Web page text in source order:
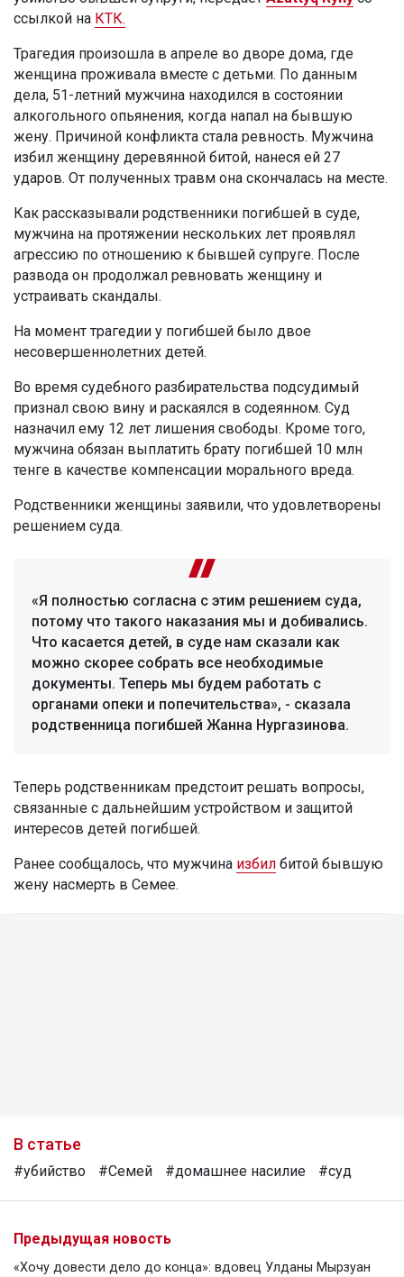
ссылкой на КТК.
Трагедия произошла в апреле во дворе дома, где
женщина проживала вместе с детьми. По данным
дела, 51-летний мужчина находился в состоянии
алкогольного опьянения, когда напал на бывшую
жену. Причиной конфликта стала ревность. Мужчина
избил женщину деревянной битой, нанеся ей 27
ударов. От полученных травм она скончалась на месте.
Как рассказывали родственники погибшей в суде,
мужчина на протяжении нескольких лет проявлял
агрессию по отношению к бывшей супруге. После
развода он продолжал ревновать женщину и
устраивать скандалы.
На момент трагедии у погибшей было двое
несовершеннолетних детей.
Во время судебного разбирательства подсудимый
признал свою вину и раскаялся в содеянном. Суд
назначил ему 12 лет лишения свободы. Кроме того,
мужчина обязан выплатить брату погибшей 10 млн
тенге в качестве компенсации морального вреда.
Родственники женщины заявили, что удовлетворены
решением суда.
«Я полностью согласна с этим решением суда,
потому что такого наказания мы и добивались.
Что касается детей, в суде нам сказали как
можно скорее собрать все необходимые
документы. Теперь мы будем работать с
органами опеки и попечительства», - сказала
родственница погибшей Жанна Нургазинова.
Теперь родственникам предстоит решать вопросы,
связанные с дальнейшим устройством и защитой
интересов детей погибшей.
Ранее сообщалось, что мужчина избил битой бывшую
жену насмерть в Семее.
В статье
#убийство #Семей #домашнее насилие #суд
Предыдущая новость
«Хочу довести дело до конца»: вдовец Улданы Мырзуан